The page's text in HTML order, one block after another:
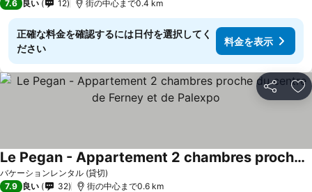
7.6 良い 12 街の中心まで0.4 km
正確な料金を確認するには日付を選択してく
ださい
料金を表示
シェア お
バケーションレンタル (貸切)
Le Pegan - Appartement 2 chambres proche du centre de Ferney et de Palexpo
7.9 良い 32 街の中心まで0.6 km